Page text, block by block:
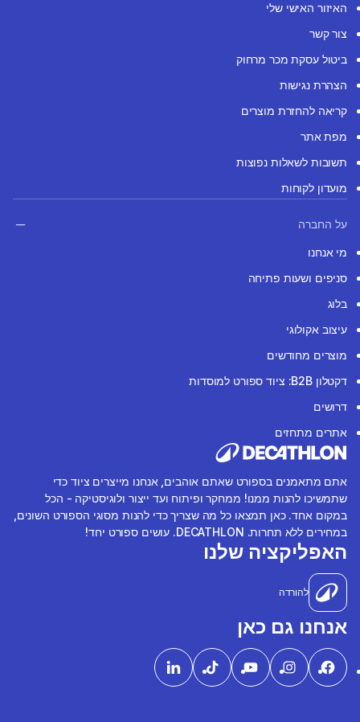
האיזור האישי שלי
צור קשר
ביטול עסקת מכר מרחוק
הצהרת נגישות
קריאה להחזרת מוצרים
מפת אתר
תשובות לשאלות נפוצות
מועדון לקוחות
על החברה
מי אנחנו
סניפים ושעות פתיחה
בלוג
עיצוב אקולוגי
מוצרים מחודשים
דקטלון B2B: ציוד ספורט למוסדות
דרושים
אתרים מתחזים
אתם מתאמנים בספורט שאתם אוהבים, אנחנו מייצרים ציוד כדי
שתמשיכו להנות ממנו! ממחקר ופיתוח ועד ייצור ולוגיסטיקה - הכל
במקום אחד. כאן תמצאו כל מה שצריך כדי להנות מסוגי הספורט השונים,
במחירים ללא תחרות. DECATHLON. עושים ספורט יחד!
האפליקציה שלנו
להורדה
אנחנו גם כאן